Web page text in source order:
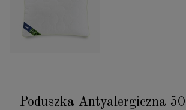
Poduszka Antyalergiczna